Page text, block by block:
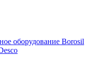
оборудование Borosil